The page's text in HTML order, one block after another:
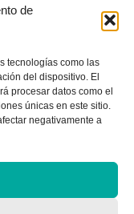
de
tecnologías como las
del dispositivo. El
procesar datos como el
únicas en este sitio.
negativamente a